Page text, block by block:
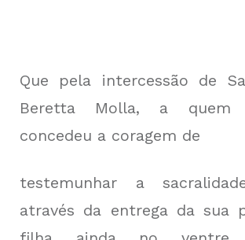
Que pela intercessão de
Beretta Molla, a quem
concedeu a coragem de
testemunhar a
através da entrega da sua